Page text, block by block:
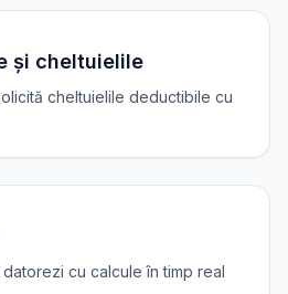
și cheltuielile
cheltuielile deductibile cu
cu calcule în timp real